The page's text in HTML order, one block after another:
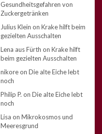
Gesundheitsgefahren von
Zuckergetränken
Julius Klein on Krake hilft beim
gezielten Ausschalten
Lena aus Fürth on Krake hilft
beim gezielten Ausschalten
nikoreon Die alte Eiche lebt
noch
Philip P. on Die alte Eiche lebt
noch
Lisa on Mikrokosmos und
Meeresgrund